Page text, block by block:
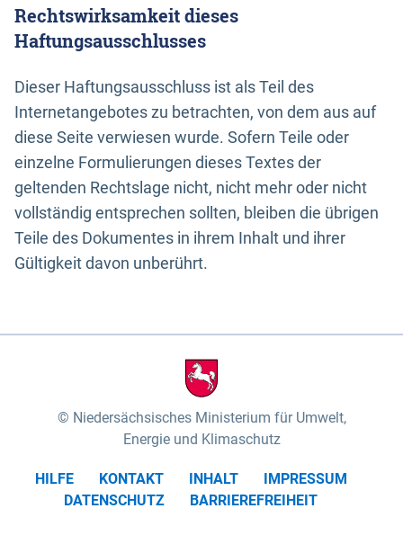
Rechtswirksamkeit dieses
Haftungsausschlusses
Dieser Haftungsausschluss ist als Teil des
Internetangebotes zu betrachten, von dem aus auf
diese Seite verwiesen wurde. Sofern Teile oder
einzelne Formulierungen dieses Textes der
geltenden Rechtslage nicht, nicht mehr oder nicht
vollständig entsprechen sollten, bleiben die übrigen
Teile des Dokumentes in ihrem Inhalt und ihrer
Gültigkeit davon unberührt.
Niedersächsisches Ministerium für Umwelt,
Energie und Klimaschutz
HILFE KONTAKT INHALT
IMPRESSUM
DATENSCHUTZ
BARRIEREFREIHEIT